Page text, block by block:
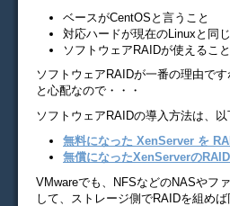
ベースがCentOSと言うこと
対応ハードが現在のLinuxと同
ソフトウェアRAIDが使えること
ソフトウェアRAIDが一番の理由で
と心配なので・・・
ソフトウェアRAIDの導入方法は、
無料になった XenServer を
無償になったXenServerの
VMwareでも、NFSなどのNASやフ
して、ストレージ側でRAIDを組め